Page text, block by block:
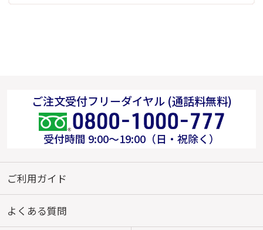
ご注文受付フリーダイヤル (通話料無料)
受付時間 9:00～19:00（日・祝除く）
ご利用ガイド
よくある質問